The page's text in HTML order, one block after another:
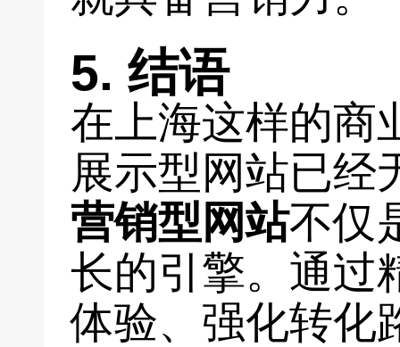
5. 结语
在上海这样的商
展示型网站已经
营销型网站不仅
长的引擎。通过
体验、强化转化